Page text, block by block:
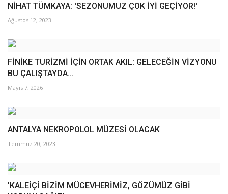
NİHAT TÜMKAYA: 'SEZONUMUZ ÇOK İYİ GEÇİYOR!'
Ağustos 12, 2023
FİNİKE TURİZMİ İÇİN ORTAK AKIL: GELECEĞİN VİZYONU
BU ÇALIŞTAYDA...
Mayıs 7, 2026
ANTALYA NEKROPOLOL MÜZESİ OLACAK
Temmuz 20, 2023
'KALEİÇİ BİZİM MÜCEVHERİMİZ, GÖZÜMÜZ GİBİ